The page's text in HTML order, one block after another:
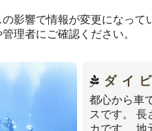
影響で情報が変更になって
理者にご確認ください。
ダイ
都心から車
スです。 長
カです。 地